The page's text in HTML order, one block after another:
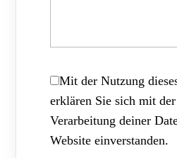
Mit der Nutzung
erklären Sie sich mit
Verarbeitung deiner
Website einverstanden.